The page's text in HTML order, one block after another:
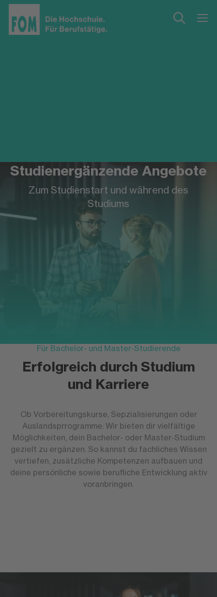
Studienergänzende Angebote
Zum Studienstart und während des
Studiums
Für Bachelor- und Master-Studierende
Erfolgreich durch Studium
und Karriere
Ob Vorbereitungskurse, Sepzialisierungen oder
Auslandsprrogramme: Wir bieten dir vielfältige
Möglichkeiten, dein Bachelor- oder Master-Studium
gezielt zu ergänzen. So kannst du fachliches Wissen
vertiefen, zusätzliche Kompetenzen aufbauen und
deine persönliche sowie berufliche Entwicklung aktiv
voranbringen.